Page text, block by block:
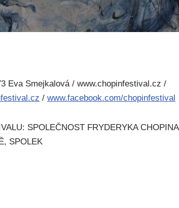
Eva Smejkalová / www.chopinfestival.cz /
/ www.facebook.com/chopinfestival
SPOLEČNOST FRYDERYKA CHOPINA
SPOLEK